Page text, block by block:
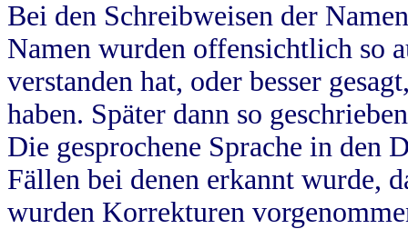
Bei den Schreibweisen der
Namen wurden offensichtlich so
verstanden hat, oder besser
haben. Später dann so
Die gesprochene Sprache in
Fällen bei denen erkannt wurde,
wurden Korrekturen